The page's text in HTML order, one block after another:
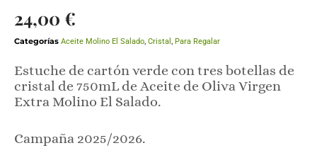
24,00 €
Categorías Aceite Molino El Salado, Cristal , Para Regalar
Estuche de cartón verde con tres botellas de
cristal de 750mL de Aceite de Oliva Virgen
Extra Molino El Salado.
Campaña 2025/2026.